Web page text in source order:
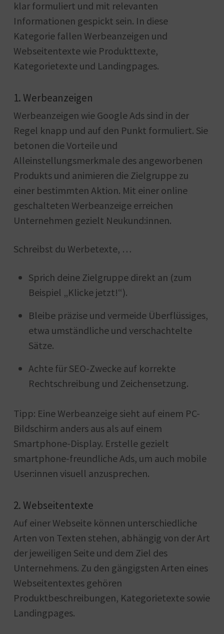
klar formuliert und mit relevanten
Informationen gespickt sein. In diese
Kategorie fallen Werbeanzeigen und
Webseitentexte wie Produkttexte,
Kategorietexte und Landingpages.
1. Werbeanzeigen
Werbeanzeigen wie Google Ads sind in der
Regel knapp und auf den Punkt formuliert. Sie
betonen die Vorteile und
Alleinstellungsmerkmale des angeworbenen
Produkts und animieren die Zielgruppe zu
einer bestimmten Aktion. Mit einer online
geschalteten Werbeanzeige erreichen
Unternehmen gezielt Neukund:innen.
Schreibst du Werbetexte, …
Sprich deine Zielgruppe direkt an (zum
Beispiel „Klicke jetzt!“).
Bleibe präzise und vermeide Überflüssiges,
etwa umständliche und verschachtelte
Sätze.
Achte für SEO-Zwecke auf korrekte
Rechtschreibung und Zeichensetzung.
Tipp: Eine Werbeanzeige sieht auf einem PC-
Bildschirm anders aus als auf einem
Smartphone-Display. Erstelle gezielt
smartphone-freundliche Ads, um auch mobile
User:innen visuell anzusprechen.
2. Webseitentexte
Auf einer Webseite können unterschiedliche
Arten von Texten stehen, abhängig von der Art
der jeweiligen Seite und dem Ziel des
Unternehmens. Zu den gängigsten Arten eines
Webseitentextes gehören
Produktbeschreibungen, Kategorietexte sowie
Landingpages.